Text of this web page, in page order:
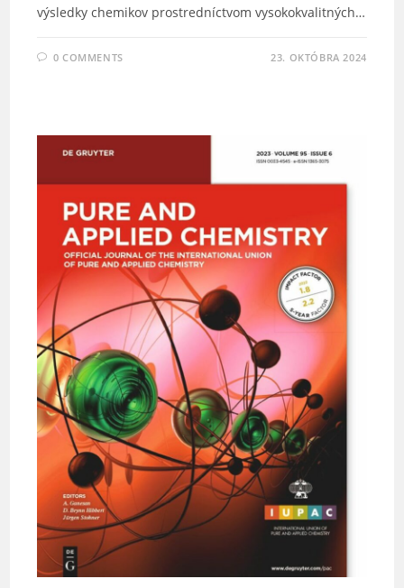
výsledky chemikov prostredníctvom vysokokvalitných…
0 COMMENTS 23. OKTÓBRA 2024